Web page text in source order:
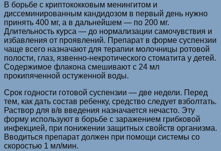
В борьбе с криптококковым менингитом и
диссеминированным кандидозом в первый день нужно
принять 400 мг, а в дальнейшем — по 200 мг.
Длительность курса — до нормализации самочувствия и
избавления от проявлений. Препарат в форме суспензии
чаще всего назначают для терапии молочницы ротовой
полости, глаз, язвенно-некротического стоматита у детей.
Содержимое флакона смешивают с 24 мл
прокипяченной остуженной воды.
Срок годности готовой суспензии — две недели. Перед
тем, как дать состав ребенку, средство следует взболтать.
Раствор для в/в введения назначается нечасто. Эту
форму используют в борьбе с заражением грибковой
инфекцией, при понижении защитных свойств организма.
Вводиться препарат должен при помощи системы со
скоростью 1 мл/мин.